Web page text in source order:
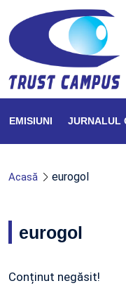
EMISIUNI JURNALUL
Acasă eurogol
eurogol
Conținut negăsit!